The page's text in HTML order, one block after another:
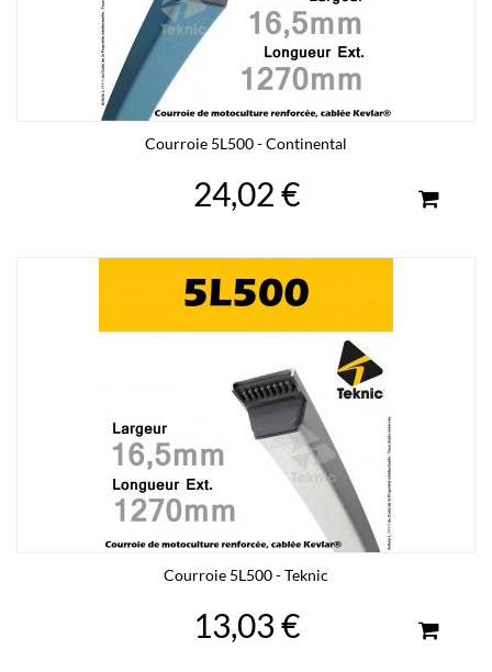
Courroie 5L500 - Continental
24,02 €
Courroie 5L500 - Teknic
13,03 €